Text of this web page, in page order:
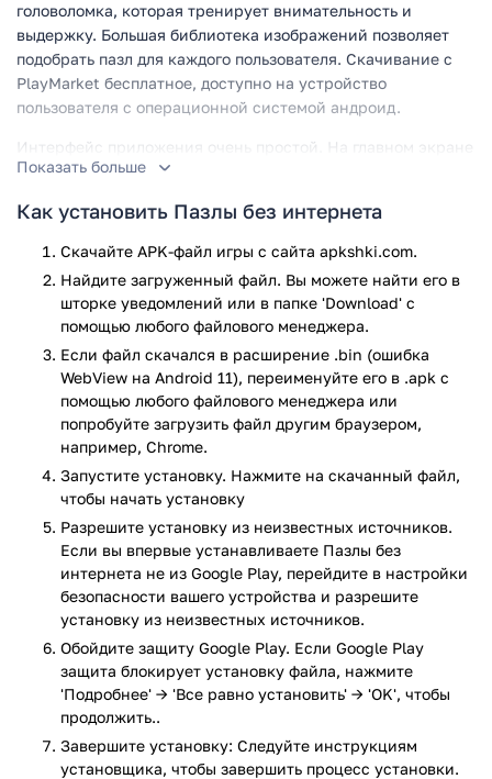
головоломка, которая тренирует внимательность и
выдержку. Большая библиотека изображений позволяет
подобрать пазл для каждого пользователя. Скачивание с
PlayMarket бесплатное, доступно на устройство
пользователя с операционной системой андроид.
Интерфейс приложения очень простой. На главном экране
содержатся картинки с изображением категории пазлов. В
выключения звука, а также кнопка открытия окна с
установкой уровня сложности. Ориентация приложения —
связанной между собой общей тематикой.
Отличительная особенность данного приложения — доступ
к игре в режиме оффлайн. Характеристики приложения:
различное количество составляющих кусочков пазла
– 56 и 100;
разнообразные тематики изображений;
сохранение игры для продолжения сбора пазла в
дальнейшем;
наличие подсказок.
Для пользователя предлагается выбор категории из
библиотеки изображений, в них входят следующие:
красочные пейзажи;
разные виды транспорта;
городская архитектура;
милые животные;
цветочные композиции;
музыкальные инструменты;
Показать больше
Как установить Пазлы без интернета
Скачайте APK-файл игры с сайта apkshki.com.
Найдите загруженный файл. Вы можете найти его в
шторке уведомлений или в папке 'Download' с
помощью любого файлового менеджера.
Если файл скачался в расширение .bin (ошибка
WebView на Android 11), переименуйте его в .apk с
помощью любого файлового менеджера или
попробуйте загрузить файл другим браузером,
например, Chrome.
Запустите установку. Нажмите на скачанный файл,
чтобы начать установку
Разрешите установку из неизвестных источников.
Если вы впервые устанавливаете Пазлы без
интернета не из Google Play, перейдите в настройки
безопасности вашего устройства и разрешите
установку из неизвестных источников.
Обойдите защиту Google Play. Если Google Play
защита блокирует установку файла, нажмите
'Подробнее' → 'Все равно установить' → 'OK', чтобы
продолжить..
Завершите установку: Следуйте инструкциям
установщика, чтобы завершить процесс установки.